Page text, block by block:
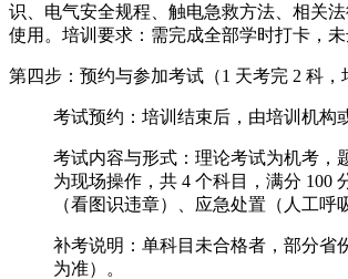
识、电气安全规程、触电急救方法、相关
使用。培训要求：需完成全部学时打卡，
第四步：预约与参加考试（1 天考完 2 科，
考试预约：培训结束后，由培训机构
考试内容与形式：理论考试为机考，
为现场操作，共 4 个科目，满分 100
（看图识违章）、应急处置（人工呼
补考说明：单科目未合格者，部分省
为准）。